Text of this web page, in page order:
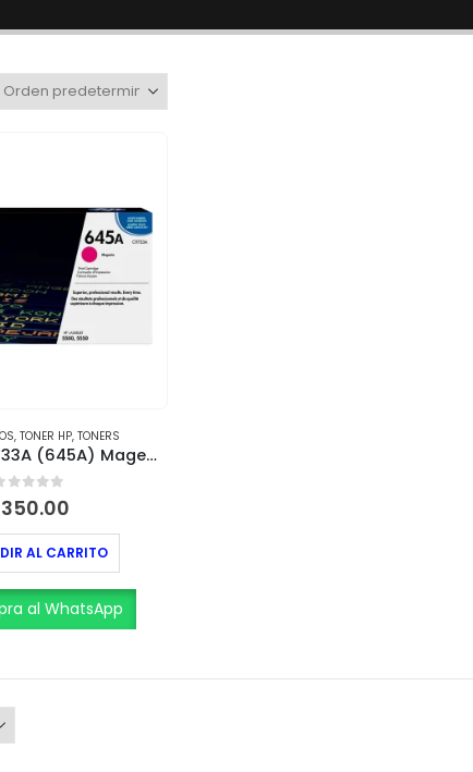
, TONER HP, TONERS
Tóner HP C9733A (645A) Magenta, Rendimiento de 12,000 Páginas
out of 5
350.00
AL CARRITO
al WhatsApp